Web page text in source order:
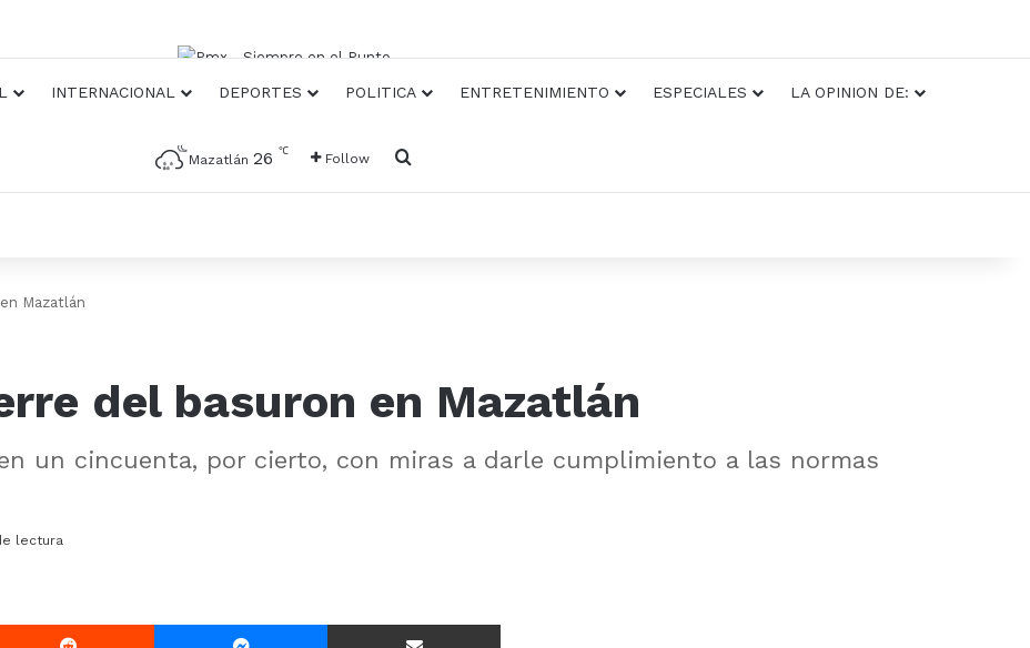
INTERNACIONAL DEPORTES POLITICA ENTRETENIMIENTO ESPECIALES LA OPINION DE:
Mazatlán 26 ℃ Follow Busqueda
Mazatlán
del basuron en Mazatlán
un cincuenta, por cierto, con miras a darle cumplimiento a las normas
lectura
Reddit Messenger Compartir Via E-mail